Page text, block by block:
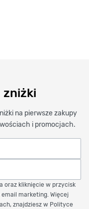
zniżki
na pierwsze zakupy
i promocjach.
oraz kliknięcie w przycisk
email marketing. Więcej
znajdziesz w Polityce